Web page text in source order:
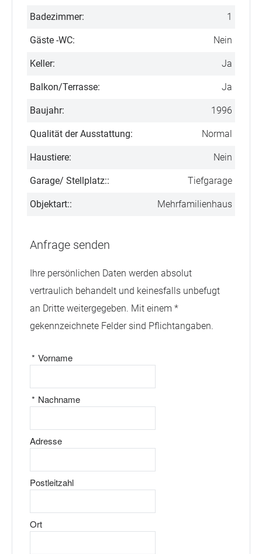
Badezimmer: 1
Gäste -WC: Nein
Keller: Ja
Balkon/Terrasse: Ja
Baujahr: 1996
Qualität der Ausstattung: Normal
Haustiere: Nein
Garage/ Stellplatz:: Tiefgarage
Objektart:: Mehrfamilienhaus
Anfrage senden
Ihre persönlichen Daten werden absolut
vertraulich behandelt und keinesfalls unbefugt
an Dritte weitergegeben. Mit einem *
gekennzeichnete Felder sind Pflichtangaben.
Vorname
*
Nachname
*
Adresse
Postleitzahl
Ort